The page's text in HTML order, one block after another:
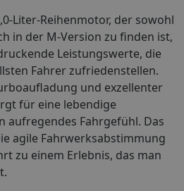
Liter-Reihenmotor, der sowohl
in der M-Version zu finden ist,
Leistungswerte, die
Fahrer zufriedenstellen.
und exzellenter
für eine lebendige
aufregendes Fahrgefühl. Das
agile Fahrwerksabstimmung
zu einem Erlebnis, das man